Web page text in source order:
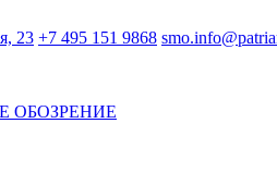
23 +7 495 151 9868
ОБОЗРЕНИЕ